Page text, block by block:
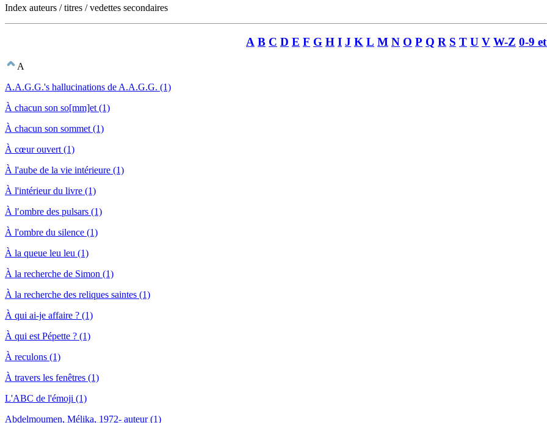
Index auteurs / titres / vedettes secondaires
A B C D E F G H I J K L M N O P Q R S T U V W-Z 0-9
A
A.A.G.G.'s hallucinations de A.A.G.G. (1)
À chacun son so[mm]et (1)
À chacun son sommet (1)
À cœur ouvert (1)
À l'aube de la vie intérieure (1)
À l'intérieur du livre (1)
À lʹombre des pulsars (1)
À l'ombre du silence (1)
À la queue leu leu (1)
À la recherche de Simon (1)
À la recherche des reliques saintes (1)
À qui ai-je affaire ? (1)
À qui est Pépette ? (1)
À reculons (1)
À travers les fenêtres (1)
L'ABC de l'émoji (1)
Abdelmoumen, Mélika, 1972- auteur (1)